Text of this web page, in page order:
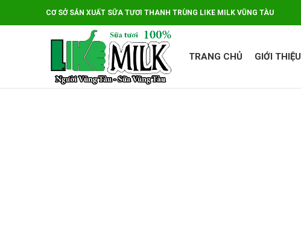
CƠ SỞ SẢN XUẤT SỮA TƯƠI THANH TRÙNG LIKE MILK VŨNG TÀU
TRANG CHỦ GIỚI THIỆU